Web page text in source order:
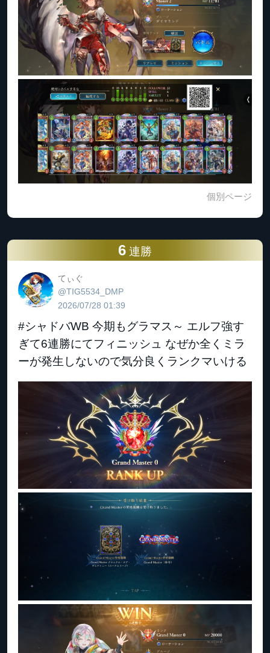
個別ページ
6 連勝
てぃぐ
@TIG5534_DMP
2026/07/28 01:39
#シャドバWB 今期もグラマス～ エルフ強す
ぎて6連勝にてフィニッシュ なぜか全くミラ
ーが発生しないので気分良くランクマいける